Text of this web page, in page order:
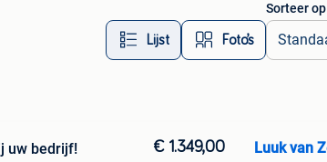
Lijst Foto’s
Sorteer op
uw bedrijf!
€ 1.349,00